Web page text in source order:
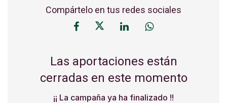
Compártelo en tus redes sociales
Las aportaciones están
cerradas en este momento
¡¡ La campaña ya ha finalizado !!